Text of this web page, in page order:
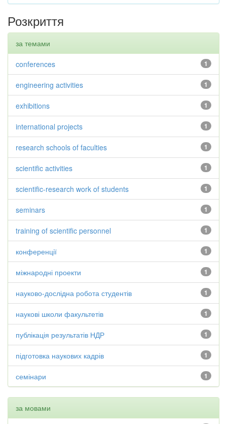
Розкриття
за темами
1
conferences
1
engineering activities
1
exhibitions
1
international projects
1
research schools of faculties
1
scientific activities
1
scientific-research work of students
1
seminars
1
training of scientific personnel
1
конференції
1
міжнародні проекти
1
науково-дослідна робота студентів
1
наукові школи факультетів
1
публікація результатів НДР
1
підготовка наукових кадрів
1
семінари
за мовами